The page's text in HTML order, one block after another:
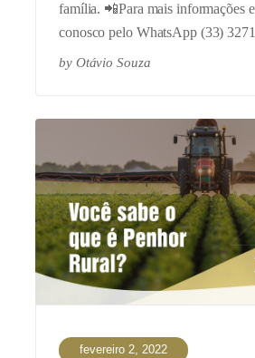
família. 📲Para mais informações
conosco pelo WhatsApp (33)
by Otávio Souza
fevereiro 2, 2022